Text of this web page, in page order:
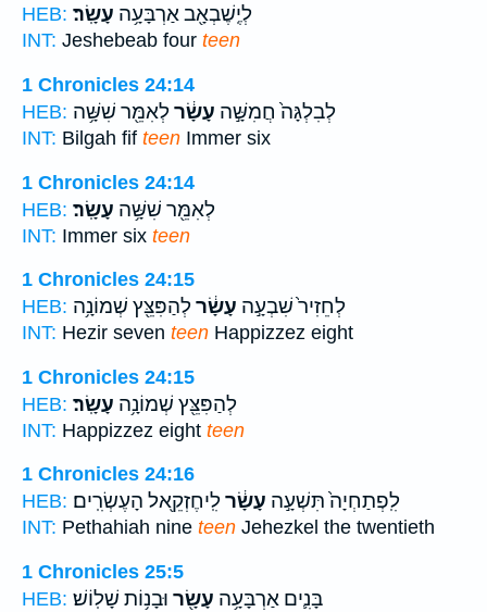
HEB:
לְיֶֽשֶׁבְאָ֖ב אַרְבָּעָ֥ה עָשָֽׂר׃
INT: Jeshebeab four teen
1 Chronicles 24:14
HEB:
לְבִלְגָּה֙ חֲמִשָּׁ֣ה עָשָׂ֔רלְאִמֵּ֖ר שִׁשָּׁ֥ה
INT: Bilgah fif teen Immer six
1 Chronicles 24:14
HEB:
לְאִמֵּ֖ר שִׁשָּׁ֥ה עָשָֽׂר׃
INT: Immer six teen
1 Chronicles 24:15
HEB:
לְחֵזִיר֙ שִׁבְעָ֣ה עָשָׂ֔רלְהַפִּצֵּ֖ץ שְׁמוֹנָ֥ה
INT: Hezir seven teen Happizzez eight
1 Chronicles 24:15
HEB:
לְהַפִּצֵּ֖ץ שְׁמוֹנָ֥ה עָשָֽׂר׃
INT: Happizzez eight teen
1 Chronicles 24:16
HEB:
לִֽפְתַחְיָה֙ תִּשְׁעָ֣ה עָשָׂ֔רלִֽיחֶזְקֵ֖אל הָעֶשְׂרִֽים׃
INT: Pethahiah nine teen Jehezkel the twentieth
1 Chronicles 25:5
HEB:
בָּנִ֛ים אַרְבָּעָ֥ה עָשָׂ֖ר וּבָנ֥וֹת שָׁלֽוֹשׁ׃